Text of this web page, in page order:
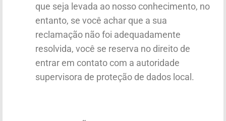
que seja levada ao nosso conhecimento, no
entanto, se você achar que a sua
reclamação não foi adequadamente
resolvida, você se reserva no direito de
entrar em contato com a autoridade
supervisora de proteção de dados local.